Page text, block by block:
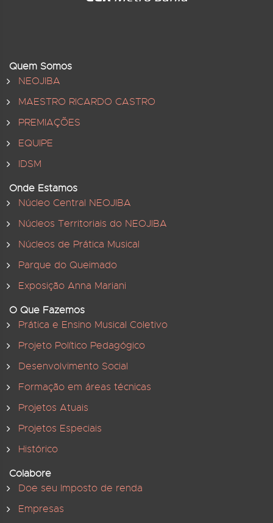
Quem Somos
NEOJIBA
MAESTRO RICARDO CASTRO
PREMIAÇÕES
EQUIPE
IDSM
Onde Estamos
Núcleo Central NEOJIBA
Núcleos Territoriais do NEOJIBA
Núcleos de Prática Musical
Parque do Queimado
Exposição Anna Mariani
O Que Fazemos
Prática e Ensino Musical Coletivo
Projeto Político Pedagógico
Desenvolvimento Social
Formação em áreas técnicas
Projetos Atuais
Projetos Especiais
Histórico
Colabore
Doe seu Imposto de renda
Empresas